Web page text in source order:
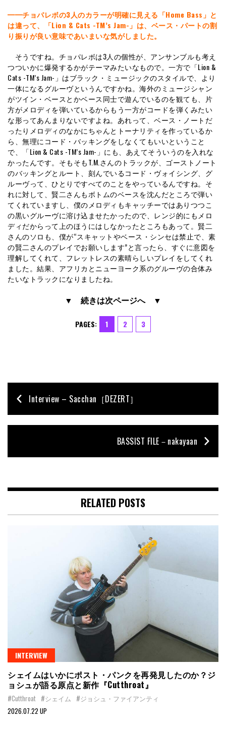
━━チョパレボの3人のカラーが明確に見える「Home Bass」と
は違って、「Lion & Cats -TM’s Jam-」は、ベース・パートの割
り振りが良い意味であいまいな気がしました。
そうですね。チョパレボは3人の個性が、アンサンブルも考え
つついかに爆発するかがテーマみたいなもので。一方で「Lion &
Cats -TM’s Jam-」はブラック・ミュージックのスタイルで、より
一体になるグルーヴというんですかね。海外のミュージシャン
がツイン・ベースとかベース同士で遊んでいるのを観ても、片
方がメロディを弾いているからもう一方がコードを弾くみたい
な形ってあんまりないですよね。あれって、ベース・ノートだ
ったりメロディのなかにちゃんとトーナリティを作っているか
ら、無理にコード・バッキングをしなくてもいいということ
で、「Lion & Cats -TM’s Jam-」にも、あえてそういうのを入れな
かったんです。そもそもT.M.さんのトラックが、ゴーストノート
のバッキングとルート、刻んでいるコード・ヴォイシング、グ
ルーヴって、ひとりですべてのことをやっているんですね。そ
れに対して、賢二さんもボトムのベースを沈んだところで弾い
てくれていますし、僕のメロディもキャッチーではありつつこ
の黒いグルーヴに溶け込ませたかったので、レンジ的にもメロ
ディだからって上のほうにはしなかったところもあって。賢二
さんのソロも、僕が“スキャットやベース・シンセは禁止で、素
の賢二さんのプレイでお願いします”と言ったら、すぐに意図を
理解してくれて、フレットレスの素晴らしいプレイをしてくれ
ました。結果、アフリカとニューヨーク系のグルーヴの合体み
たいなトラックになりましたね。
▼ 続きは次ページへ ▼
PAGES: 1 2 3
Interview – Sacchan［DEZERT］
BASSIST FILE－nakayaan
RELATED POSTS
INTERVIEW
シェイムはいかにポスト・パンクを再発見したのか？ジ
ョシュが語る原点と新作『Cutthroat』
#Cutthroat #シェイム
#ジョシュ・ファイアンティ
2026.07.22 UP